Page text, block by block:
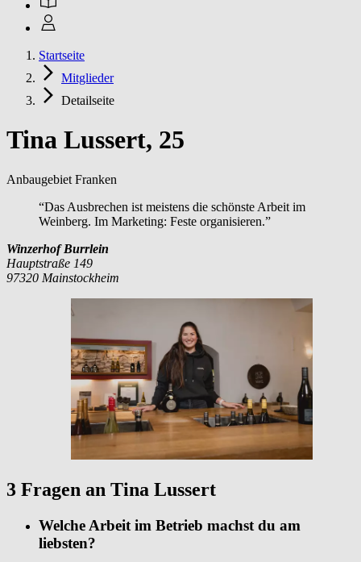
Startseite
Mitglieder
Detailseite
Tina Lussert, 25
Anbaugebiet Franken
“Das Ausbrechen ist meistens die schönste Arbeit im
Weinberg. Im Marketing: Feste organisieren.”
Winzerhof Burrlein
Hauptstraße 149
97320 Mainstockheim
3 Fragen an Tina Lussert
Welche Arbeit im Betrieb machst du am
liebsten?